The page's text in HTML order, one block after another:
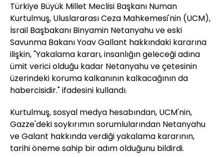
Türkiye Büyük Millet Meclisi Başkanı Numan
Kurtulmuş, Uluslararası Ceza Mahkemesi'nin (UCM),
İsrail Başbakanı Binyamin Netanyahu ve eski
Savunma Bakanı Yoav Gallant hakkındaki kararına
ilişkin, "Yakalama kararı, insanlığın geleceği adına
ümit verici olduğu kadar Netanyahu ve çetesinin
üzerindeki koruma kalkanının kalkacağının da
habercisidir." ifadesini kullandı.
Kurtulmuş, sosyal medya hesabından, UCM'nin,
Gazze'deki soykırımın sorumlularından Netanyahu
ve Galant hakkında verdiği yakalama kararının,
tarihi öneme sahip bir adım olduğunu bildirdi.